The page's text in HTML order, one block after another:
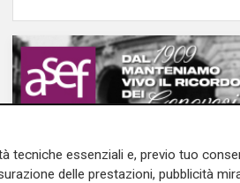
tecniche essenziali e, previo tuo
delle prestazioni, pubblicità